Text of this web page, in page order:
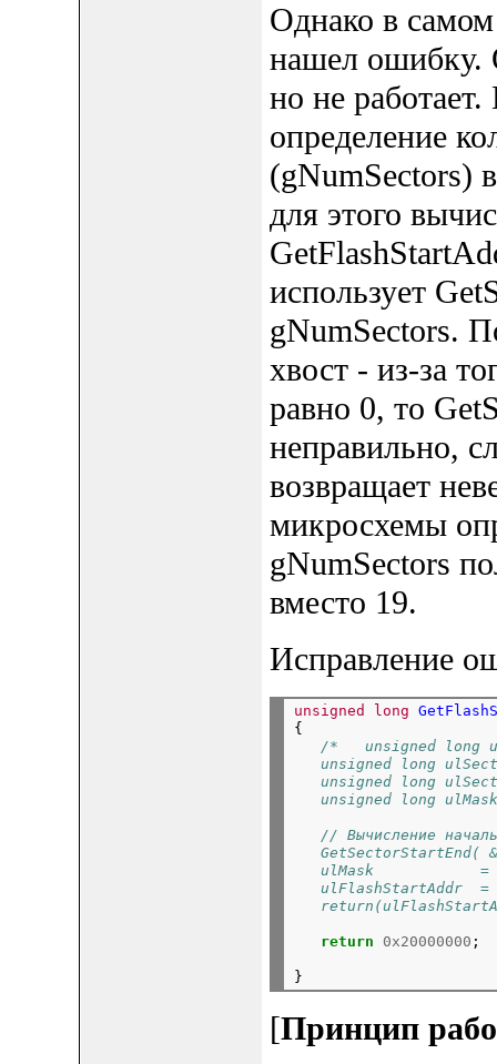
Однако в
нашел ошибку.
но не
определение
(gNumSectors)
для этого
использует
gNumSectors.
хвост - из-за
равно 0, то
неправильно,
возвращает
микросхемы
gNumSectors
вместо 19.
Исправление
unsigned long
{
/*
unsigned long
unsigned long
unsigned long
unsigned long
// Вычисление
GetSectorStartEnd(
ulMask            =
ulFlashStartAddr  =
return 0x20000000
[Принцип